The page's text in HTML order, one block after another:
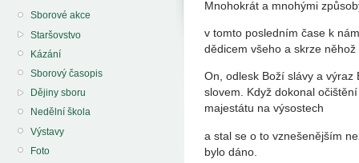
Sborové akce
Staršovstvo
Kázání
Sborový časopis
Dějiny sboru
Nedělní škola
Výstavy
Foto
Mnohokrát a mnohými
v tomto posledním čase k
dědicem všeho a skrze něhož
On, odlesk Boží slávy a výraz
slovem. Když dokonal
majestátu na výsostech
a stal se o to vznešenějším
bylo dáno.